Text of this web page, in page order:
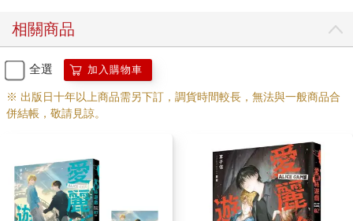
相關商品
全選 加入購物車
※ 出版日十年以上商品需另下訂，調貨時間較長，無法與一般商品合
併結帳，敬請見諒。